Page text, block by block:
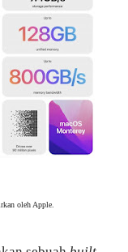
oleh Apple.